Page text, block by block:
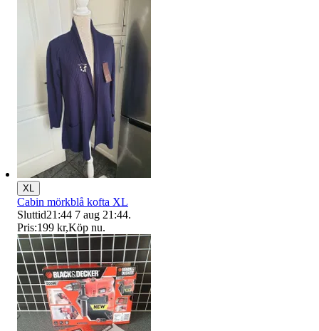
XL
Cabin mörkblå kofta XL
Sluttid21:44 7 aug 21:44.
Pris:199 kr,Köp nu.